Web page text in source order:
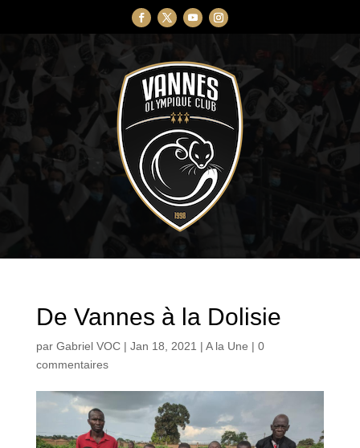
De Vannes à la Dolisie
par Gabriel VOC| Jan 18, 2021 | A la Une | 0
commentaires